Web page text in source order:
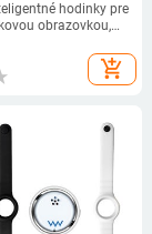
hodinky pre
obrazovkou,
hodinky s IP67,
pre Android a
hodinky pre mužov
add_shopping_cart